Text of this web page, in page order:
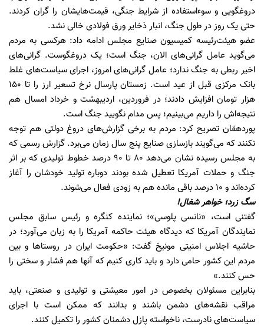
دروغگویی و سوءاستفاده از شرایط جنگی، قیمت‌هایشان را گران کردند.
حتی یک روز در طول جنگ، انبار ذخایر ورق فولادی خالی نشد.
عضو هیئت‌رئیسه کمیسیون صنایع مجلس ادامه داد: هرکسی به مردم
می‌گوید عامل گرانی‌های الان، جنگ است؛ یک دروغگوست. گرانی‌های
اخیر ربطی به جنگ ندارد؛ عامل گرانی‌های امروز، اجرای سیاست‌های غلط
بانک مرکزی قبل از عید است. زمستان پارسال نرخ تسعیر ارز را تا ۱۵۰
هزار تومان افزایش دادند؛ در فروردین، اردیبهشت و خرداد امسال هم
نتیجه‌اش را داریم می‌بینیم؛ پس مدام نگویید جنگ است.
پوردهقان تصریح کرد: مردم به برخی گزارش‌های دروغ دولتی هم توجه
نکنند که می‌گویند بازسازی صنایع پنج سال زمان می‌برد. گزارش رسمی که
به مجلس رسیده نشان می‌دهد ۸۰ تا ۹۰ درصد خطوط تولیدی که بر اثر
جنگ و حملات آمریکا تعطیل شده بودند دوباره تولید خودشان را آغاز
کرده‌اند و ۱۰ درصد باقی مانده هم به زودی فعال می‌شوند.
سگ زرد؛ خواهر شغال!
گفتنی است، «نانسی پلوسی»؛ نماینده کنگره و رئیس سابق مجلس
نمایندگان آمریکا که دیدگاه هیئت حاکمه آمریکا را به زبان می‌آورد؛ در
حاشیه اجلاس امنیتی مونیخ گفت: «حکومت ایران در روستاها و بین
مردم این کشور حامی دارد و باید کاری کنیم که آنها هم فشار و سختی را
حس کنند.»
بنابراین مسئولان بخصوص در امور معیشتی و تولیدی و صنعتی، باید
مراقب نقشه‌های دشمن باشند و بدانند که ممکن است با اجرای
سیاست‌های نادرست، ناخواسته پازل دشمنان کشور را تکمیل کنند.